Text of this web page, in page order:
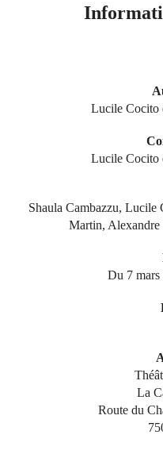
Lucile Cocito
Lucile Cocito
Shaula Cambazzu,
Martin, Alexandre
Du 7
La
Route du